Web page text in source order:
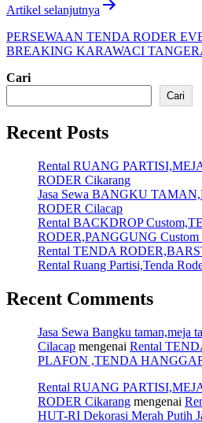
Artikel selanjutnya
PERSEWAAN TENDA RODER
BREAKING KARAWACI
Cari
Cari
Recent Posts
Rental RUANG
RODER Cikarang
Jasa Sewa BANGKU
RODER Cilacap
Rental BACKDROP
RODER,PANGGUNG Custom
Rental TENDA
Rental Ruang Partisi,Tenda
Recent Comments
Jasa Sewa Bangku taman,meja
Cilacap mengenai Rental
PLAFON ,TENDA
Rental RUANG
RODER Cikarang mengenai
HUT-RI Dekorasi Merah Putih